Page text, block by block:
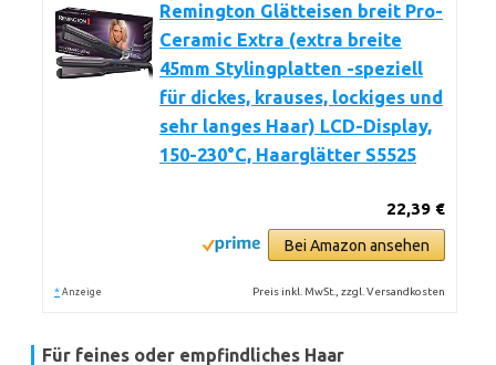
Remington Glätteisen breit Pro-
Ceramic Extra (extra breite
45mm Stylingplatten -speziell
für dickes, krauses, lockiges und
sehr langes Haar) LCD-Display,
150-230°C, Haarglätter S5525
22,39 €
Bei Amazon ansehen
* Anzeige Preis inkl. MwSt., zzgl. Versandkosten
Für feines oder empfindliches Haar